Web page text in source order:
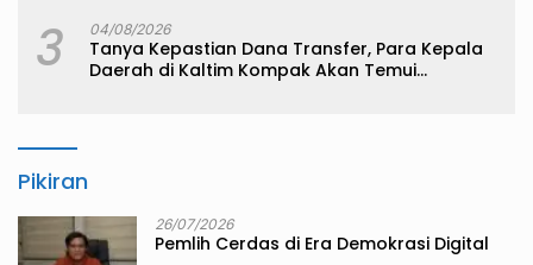
3 04/08/2026
Tanya Kepastian Dana Transfer, Para Kepala
Daerah di Kaltim Kompak Akan Temui
Pikiran
26/07/2026
Pemlih Cerdas di Era Demokrasi Digital